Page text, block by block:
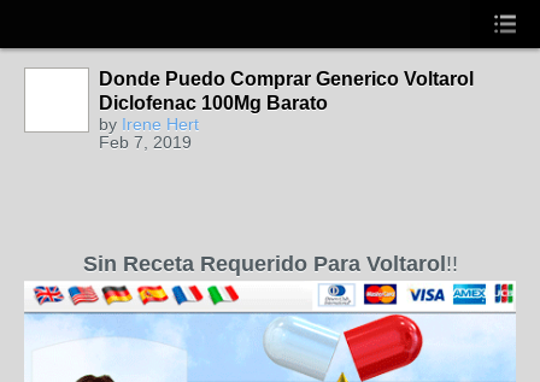
Donde Puedo Comprar Generico Voltarol
Diclofenac 100Mg Barato
by Irene Hert
Feb 7, 2019
Sin Receta Requerido Para Voltarol !!